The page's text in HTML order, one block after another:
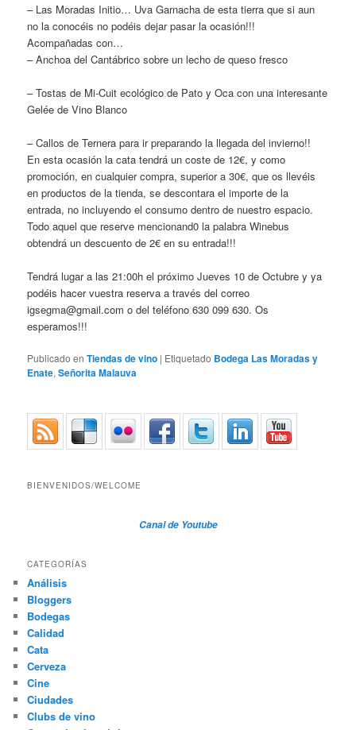
– Las Moradas Initio… Uva Garnacha de esta tierra que si aun
no la conocéis no podéis dejar pasar la ocasión!!!
Acompañadas con…
– Anchoa del Cantábrico sobre un lecho de queso fresco
– Tostas de Mi-Cuit ecológico de Pato y Oca con una interesante
Gelée de Vino Blanco
– Callos de Ternera para ir preparando la llegada del invierno!!
En esta ocasión la cata tendrá un coste de 12€, y como
promoción, en cualquier compra, superior a 30€, que os llevéis
en productos de la tienda, se descontara el importe de la
entrada, no incluyendo el consumo dentro de nuestro espacio.
Todo aquel que reserve mencionand0 la palabra Winebus
obtendrá un descuento de 2€ en su entrada!!!
Tendrá lugar a las 21:00h el próximo Jueves 10 de Octubre y ya
podéis hacer vuestra reserva a través del correo
igsegma@gmail.com o del teléfono 630 099 630. Os
esperamos!!!
Publicado en Tiendas de vino | Etiquetado Bodega Las Moradas y
Enate,Señorita Malauva
BIENVENIDOS/WELCOME
Canal de Youtube
CATEGORÍAS
Análisis
Bloggers
Bodegas
Calidad
Cata
Cerveza
Cine
Ciudades
Clubs de vino